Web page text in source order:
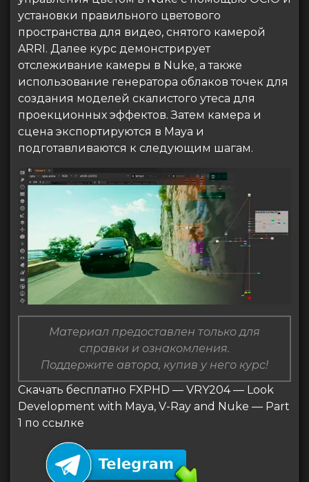
установки правильного цветового
пространства для видео, снятого камерой
ARRI. Далее курс демонстрирует
отслеживание камеры в Nuke, а также
использование генератора облаков точек для
создания моделей скалистого утеса для
проекционных эффектов. Затем камера и
сцена экспортируются в Maya и
подготавливаются к следующим шагам.
Материал предоставлен только для
справки и ознакомления.
Поддержите автора, купив у него курс!
Скачать бесплатно FXPHD — VRY204 — Look
Development with Maya, V-Ray and Nuke — Part
1 по ссылке